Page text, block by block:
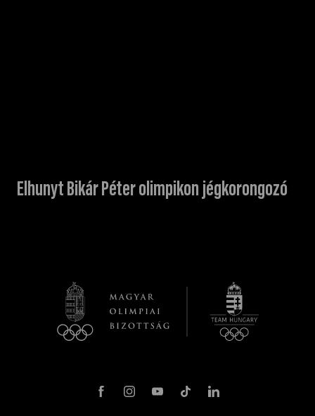
Elhunyt Bikár Péter olimpikon jégkorongozó